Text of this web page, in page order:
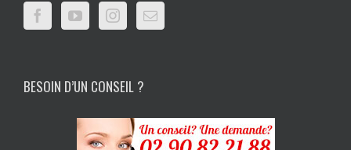
BESOIN D’UN CONSEIL ?